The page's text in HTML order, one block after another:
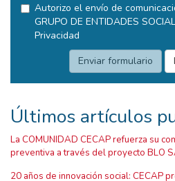
Autorizo el envío de
GRUPO DE ENTIDADES
Privacidad
Últimos artículos
La COMUNIDAD CECAP refuerza su
preventiva a través del proyecto BLO
20 años de innovación social: CECAP